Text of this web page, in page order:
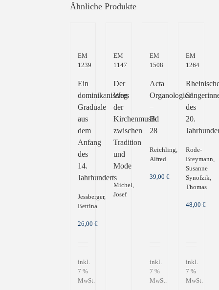
Ähnliche Produkte
EM
1239
Ein
dominikanisches
Graduale
aus
dem
Anfang
des
14.
Jahrhunderts
Jessberger,
Bettina
26,00 €
inkl.
7 %
MwSt.
EM
1147
Der
Weg
der
Kirchenmusik
zwischen
Tradition
und
Mode
Michel,
Josef
EM
1508
Acta
Organologica
–
Bd
28
Reichling,
Alfred
39,00€
inkl.
7 %
MwSt.
EM
1264
des
20.
Rode-
Breymann,
Susanne
Synofzik,
Thomas
48,00€
inkl.
7 %
MwSt.